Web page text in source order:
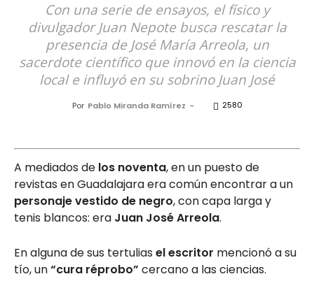
Con una serie de ensayos, el físico y
divulgador Juan Nepote busca rescatar la
presencia de José María Arreola, un
sacerdote científico que innovó en la ciencia
local e influyó en su sobrino Juan José
Por Pablo Miranda Ramírez - 2580
A mediados de los noventa, en un puesto de
revistas en Guadalajara era común encontrar a un
personaje vestido de negro, con capa larga y
tenis blancos: era Juan José Arreola.
En alguna de sus tertulias el escritor mencionó a su
tío, un“cura réprobo” cercano a las ciencias.